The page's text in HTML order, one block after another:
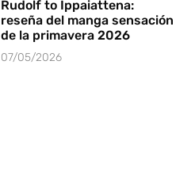
Rudolf to Ippaiattena:
reseña del manga sensación
de la primavera 2026
07/05/2026